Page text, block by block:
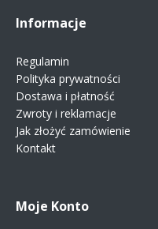
Informacje
Regulamin
Polityka prywatności
Dostawa i płatność
Zwroty i reklamacje
Jak złożyć zamówienie
Kontakt
Moje Konto